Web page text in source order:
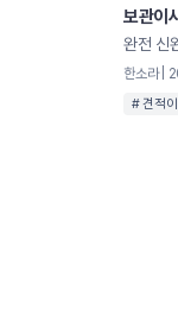
보관이
한소라 |
# 견적